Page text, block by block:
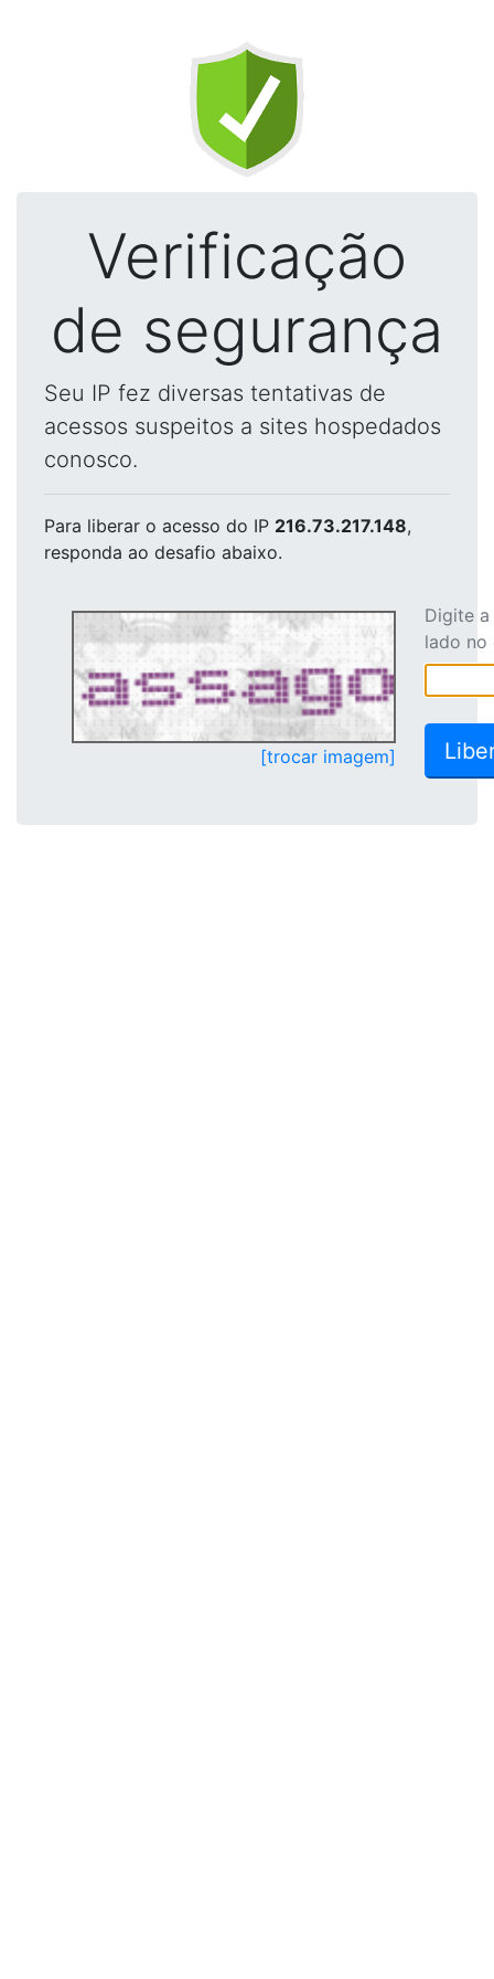
Verificação
de segurança
Seu IP fez diversas tentativas de
acessos suspeitos a sites hospedados
conosco.
Para liberar o acesso do IP 216.73.217.148,
responda ao desafio abaixo.
[trocar imagem]
Digite
lado no